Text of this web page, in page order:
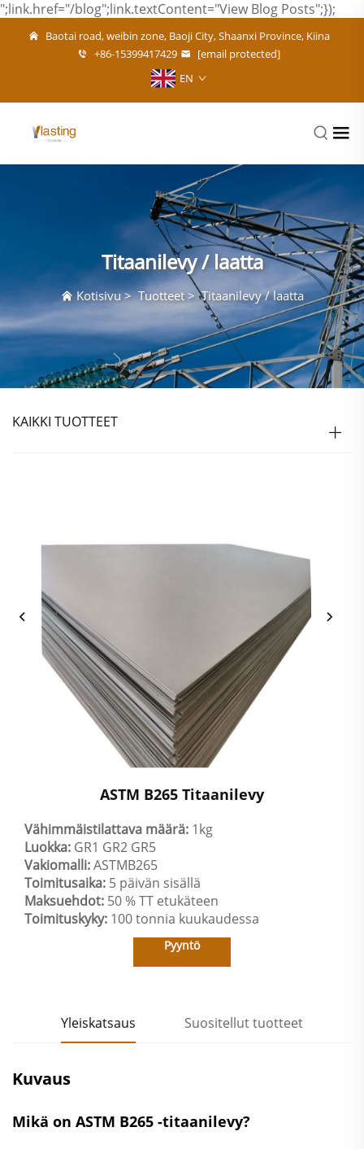
";link.href="/blog";link.textContent="View Blog Posts";});
Baotai road, weibin zone, Baoji City, Shaanxi Province, Kiina
+86-15399417429
[email protected]
EN
Titaanilevy / laatta
Kotisivu>Tuotteet>Titaanilevy / laatta
KAIKKI TUOTTEET
ASTM B265 Titaanilevy
Vähimmäistilattava määrä: 1kg
Luokka: GR1 GR2 GR5
Vakiomalli:ASTMB265
Toimitusaika: 5 päivän sisällä
Maksuehdot: 50 % TT etukäteen
Toimituskyky: 100 tonnia kuukaudessa
Pyyntö
Yleiskatsaus Suositellut tuotteet
Kuvaus
Mikä on ASTM B265 -titaanilevy?